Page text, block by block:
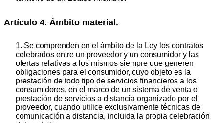
Artículo 4. Ámbito material.
1. Se comprenden en el ámbito de la Ley los contratos
celebrados entre un proveedor y un consumidor y las
ofertas relativas a los mismos siempre que generen
obligaciones para el consumidor, cuyo objeto es la
prestación de todo tipo de servicios financieros a los
consumidores, en el marco de un sistema de venta o
prestación de servicios a distancia organizado por el
proveedor, cuando utilice exclusivamente técnicas de
comunicación a distancia, incluida la propia celebración